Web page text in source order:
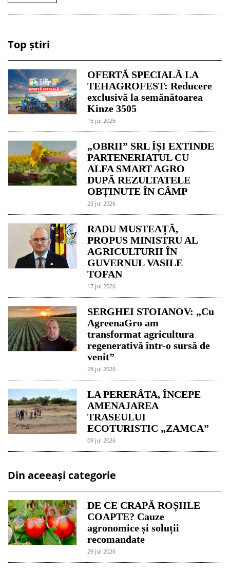
Top știri
OFERTĂ SPECIALĂ LA
TEHAGROFEST: Reducere
exclusivă la semănătoarea
Kinze 3505
15 jul 2026
„OBRII” SRL ÎȘI EXTINDE
PARTENERIATUL CU
ALFA SMART AGRO
DUPĂ REZULTATELE
OBȚINUTE ÎN CÂMP
23 jul 2026
RADU MUSTEAȚĂ,
PROPUS MINISTRU AL
AGRICULTURII ÎN
GUVERNUL VASILE
TOFAN
17 jul 2026
SERGHEI STOIANOV: „Cu
AgreenaGro am
transformat agricultura
regenerativă într-o sursă de
venit”
28 jul 2026
LA PERERÂTA, ÎNCEPE
AMENAJAREA
TRASEULUI
ECOTURISTIC „ZAMCA”
09 jul 2026
Din aceeași categorie
DE CE CRAPĂ ROȘIILE
COAPTE? Cauze
agronomice și soluții
recomandate
29 jul 2026